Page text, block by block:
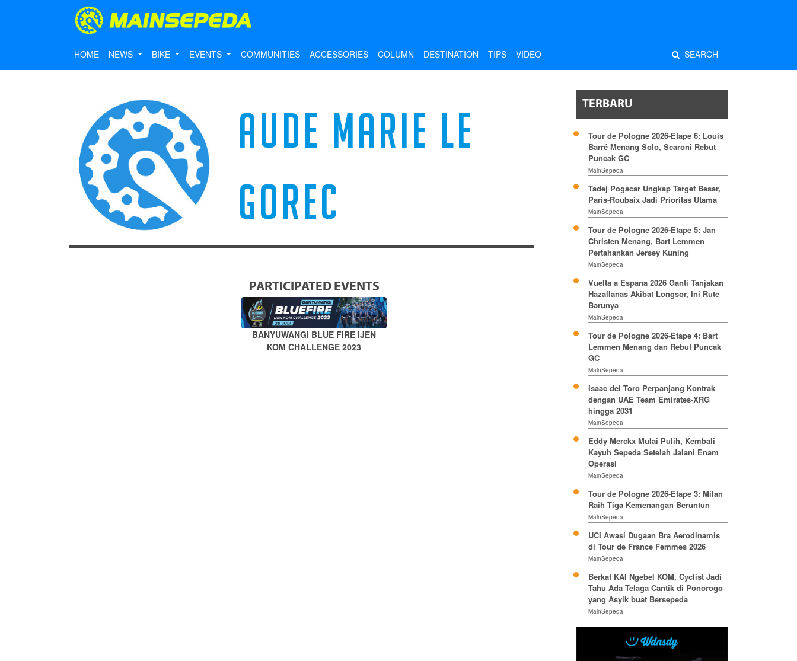
HOME NEWS BIKE EVENTS COMMUNITIES ACCESSORIES COLUMN DESTINATION TIPS VIDEO SEARCH
AUDE MARIE LE
GOREC
PARTICIPATED EVENTS
BANYUWANGI BLUE FIRE IJEN
KOM CHALLENGE 2023
TERBARU
Tour de Pologne 2026-Etape 6: Louis
Barré Menang Solo, Scaroni Rebut
Puncak GC
MainSepeda
Tadej Pogacar Ungkap Target Besar,
Paris-Roubaix Jadi Prioritas Utama
MainSepeda
Tour de Pologne 2026-Etape 5: Jan
Christen Menang, Bart Lemmen
Pertahankan Jersey Kuning
MainSepeda
Vuelta a Espana 2026 Ganti Tanjakan
Hazallanas Akibat Longsor, Ini Rute
Barunya
MainSepeda
Tour de Pologne 2026-Etape 4: Bart
Lemmen Menang dan Rebut Puncak
GC
MainSepeda
Isaac del Toro Perpanjang Kontrak
dengan UAE Team Emirates-XRG
hingga 2031
MainSepeda
Eddy Merckx Mulai Pulih, Kembali
Kayuh Sepeda Setelah Jalani Enam
Operasi
MainSepeda
Tour de Pologne 2026-Etape 3: Milan
Raih Tiga Kemenangan Beruntun
MainSepeda
UCI Awasi Dugaan Bra Aerodinamis
di Tour de France Femmes 2026
MainSepeda
Berkat KAI Ngebel KOM, Cyclist Jadi
Tahu Ada Telaga Cantik di Ponorogo
yang Asyik buat Bersepeda
MainSepeda